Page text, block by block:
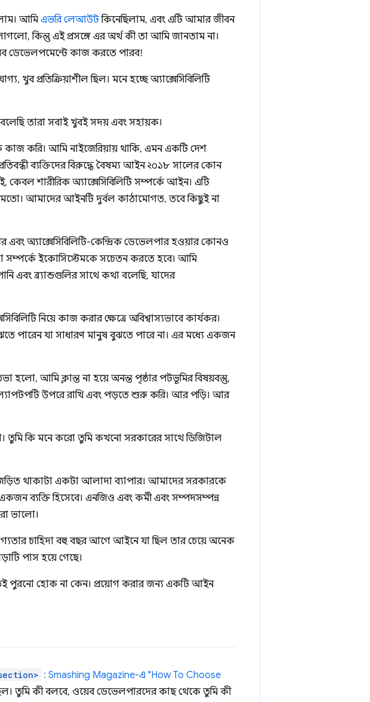
আমিএভরি লেআউটকিনেছিলাম, এবং এটি আমার জীবন
কিন্তু এই প্রসঙ্গে এর অর্থ কী তা আমি জানতাম না।
ডেভেলপমেন্টে কাজ করতে পারব!
প্রতিক্রিয়াশীল ছিল। মনে হচ্ছে অ্যাক্সেসিবিলিটি
তারা সবাই খুবই সদয় এবং সহায়ক।
করি। আমি নাইজেরিয়ায় থাকি, এমন একটি দেশ
ব্যক্তিদের বিরুদ্ধে বৈষম্য আইন ২০১৮ সালের কোন
কেবল শারীরিক অ্যাক্সেসিবিলিটি সম্পর্কে আইন। এটি
মতো। আমাদের আইনটি দুর্বল কাঠামোগত, তবে কিছুই না
অ্যাক্সেসিবিলিটি-কেন্দ্রিক ডেভেলপার হওয়ার কোনও
সম্পর্কে ইকোসিস্টেমকে সচেতন করতে হবে। আমি
এবং ব্র্যান্ডগুলির সাথে কথা বলেছি, যাদের
নিয়ে কাজ করার ক্ষেত্রে অবিশ্বাস্যভাবে কার্যকর।
যা সাধারণ মানুষ বুঝতে পারে না। এর মধ্যে একজন
আমি ক্লান্ত না হয়ে অনন্ত পৃষ্ঠার পটভূমির বিষয়বস্তু,
উপরে রাখি এবং পড়তে শুরু করি। আর পড়ি। আর
তুমি কি মনে করো তুমি কখনো সরকারের সাথে ডিজিটাল
থাকাটা একটা আলাদা ব্যাপার। আমাদের সরকারকে
ব্যক্তি হিসেবে। এনজিও এবং কর্মী এবং সম্পদসম্পন্ন
ভালো।
চাহিদা বহু বছর আগে আইনে যা ছিল তার চেয়ে অনেক
পাস হয়ে গেছে।
পুরনো হোক না কেন। প্রয়োগ করার জন্য একটি আইন
: Smashing Magazine-এ "How To Choose
তুমি কী বলবে, ওয়েব ডেভেলপারদের কাছ থেকে তুমি কী